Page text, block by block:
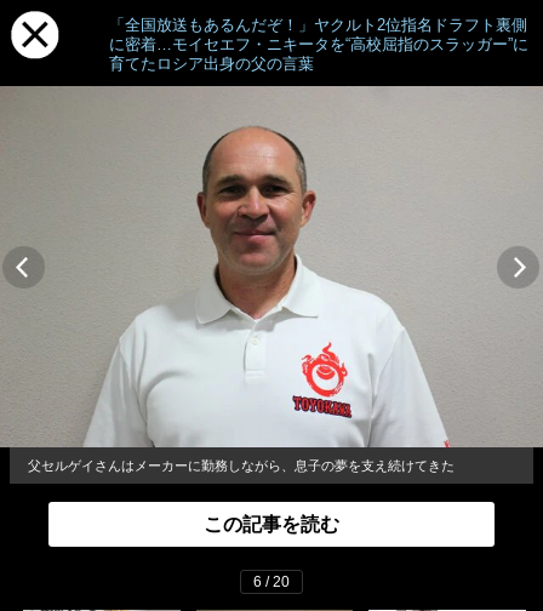
「全国放送もあるんだぞ！」ヤクルト2位指名ドラフト裏側
に密着…モイセエフ・ニキータを“高校屈指のスラッガー”に
育てたロシア出身の父の言葉
父セルゲイさんはメーカーに勤務しながら、息子の夢を支え続けてきた
この記事を読む
6 / 20